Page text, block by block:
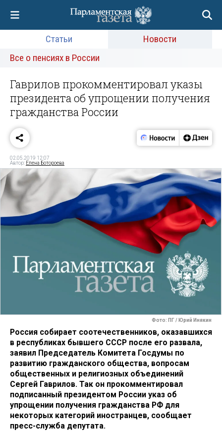
Статьи
Новости
Все о пенсиях в России
Гаврилов прокомментировал указы
президента об упрощении получения
гражданства России
02.05.2019 12:07
Автор: Елена Ботороева
Фото: ПГ / Юрий Инякин
Россия собирает соотечественников, оказавшихся
в республиках бывшего СССР после его развала,
заявил Председатель Комитета Госдумы по
развитию гражданского общества, вопросам
общественных и религиозных объединений
Сергей Гаврилов. Так он прокомментировал
подписанный президентом России указ об
упрощении получения гражданства РФ для
некоторых категорий иностранцев, сообщает
пресс-служба депутата.